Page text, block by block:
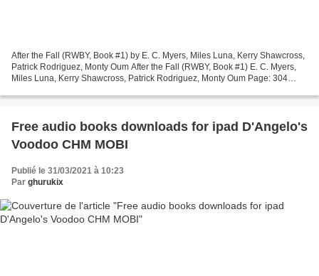
After the Fall (RWBY, Book #1) by E. C. Myers, Miles Luna, Kerry Shawcross,
Patrick Rodriguez, Monty Oum After the Fall (RWBY, Book #1) E. C. Myers,
Miles Luna, Kerry Shawcross, Patrick Rodriguez, Monty Oum Page: 304
Free audio books downloads for ipad D'Angelo's
Voodoo CHM MOBI
Publié le 31/03/2021 à 10:23
Par ghurukix